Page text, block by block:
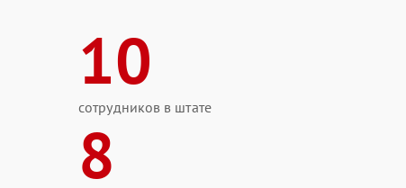
10
сотрудников в штате
8